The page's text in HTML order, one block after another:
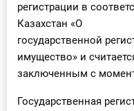
регистрации в
Казахстан «О
государственной
имущество» и
заключенным с
Государственная